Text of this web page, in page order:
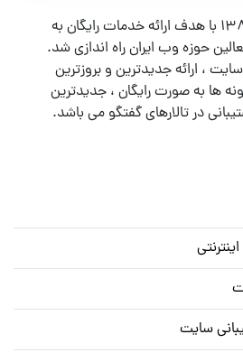
پرشین اسکریپت در سال ۱۳۸۶ با هدف ارائه خدمات رایگان به
حوزه وب ایران راه اندازی شد.
، ارائه جدیدترین و بروزترین
ها به صورت رایگان ، جدیدترین
در تالارهای گفتگو می باشد.
سایت